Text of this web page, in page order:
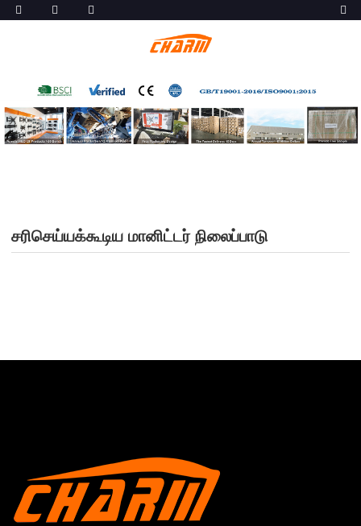
சரிசெய்யக்கூடிய மானிட்டர் நிலைப்பாடு